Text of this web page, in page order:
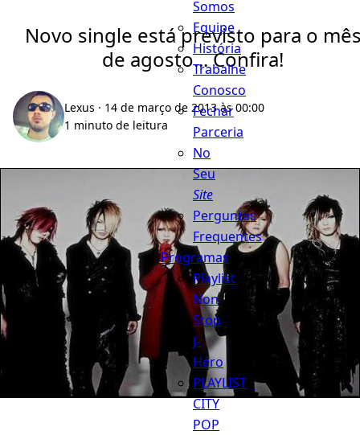
Somos
Equipe
História
Trabalhe
Conosco
Fechar
Parceria
No
Seu
Site
Perguntas
Frequentes
Programas
Playlist
Non
Stop
J-
Hero
PLAYLIST
CITY
POP
Novo single está previsto para o
de agosto... Confira!
Lexus · 14 de março de 2013 às 00:00
1 minuto de leitura